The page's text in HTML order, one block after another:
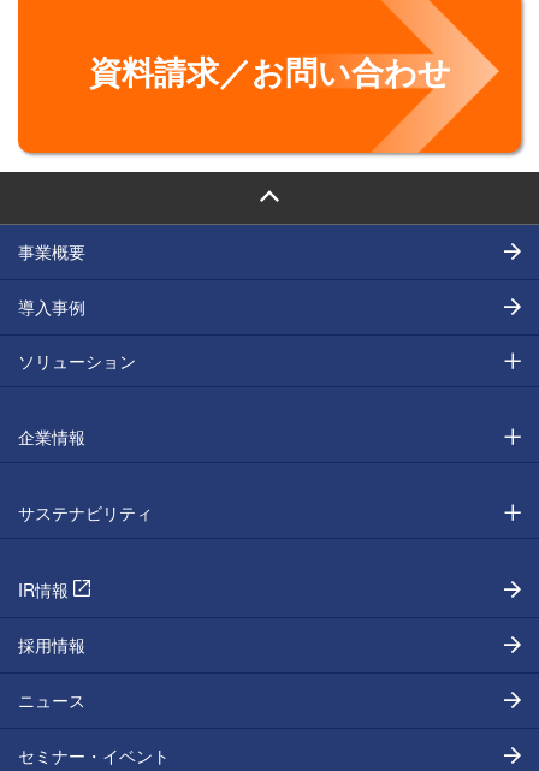
資料請求／お問い合わせ
PAGE TOP
事業概要
導入事例
ソリューション
企業情報
サステナビリティ
IR情報
採用情報
ニュース
セミナー・イベント